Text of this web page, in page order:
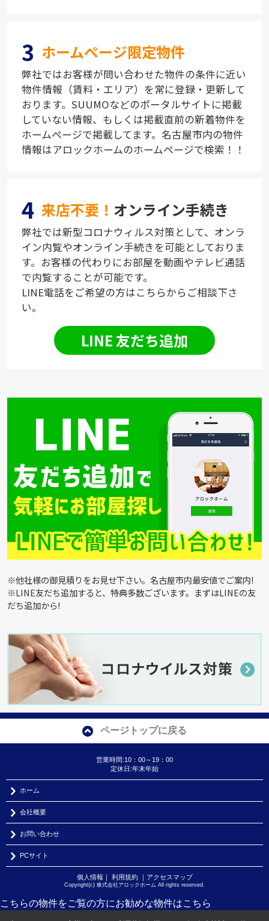
3 ホームページ限定物件
弊社ではお客様が問い合わせた物件の条件に近い
物件情報（賃料・エリア）を常に登録・更新して
おります。SUUMOなどのポータルサイトに掲載
していない情報、もしくは掲載直前の新着物件を
ホームページで掲載してます。名古屋市内の物件
情報はアロックホームのホームページで検索！！
4 来店不要！ オンライン手続き
弊社では新型コロナウィルス対策として、オンラ
イン内覧やオンライン手続きを可能としておりま
す。お客様の代わりにお部屋を動画やテレビ通話
で内覧することが可能です。
LINE電話をご希望の方はこちらからご相談下さ
い。
LINE 友だち追加
※他社様の御見積りをお見せ下さい。名古屋市内最安値でご案内!
※LINE友だち追加すると、特典多数ございます。まずはLINEの友
だち追加から!
ページトップに戻る
営業時間:10：00～19：00
定休日:年末年始
ホーム
会社概要
お問い合わせ
PCサイト
個人情報 ｜ 利用規約｜ アクセスマップ
Copyright(c) 株式会社アロックホーム All rights reserved.
こちらの物件をご覧の方にお勧めな物件はこちら